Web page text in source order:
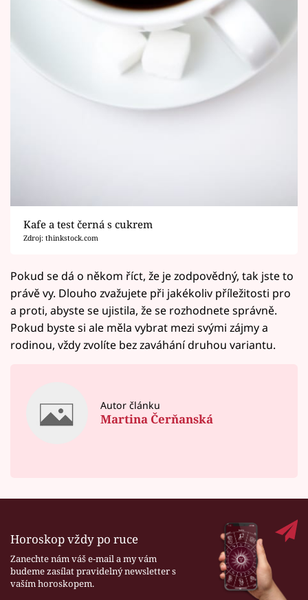
Kafe a test černá s cukrem
Zdroj: thinkstock.com
Pokud se dá o někom říct, že je zodpovědný, tak jste to
právě vy. Dlouho zvažujete při jakékoliv příležitosti pro
a proti, abyste se ujistila, že se rozhodnete správně.
Pokud byste si ale měla vybrat mezi svými zájmy a
rodinou, vždy zvolíte bez zaváhání druhou variantu.
Autor článku
Martina Čerňanská
Horoskop vždy po ruce
Zanechte nám váš e-mail a my vám
budeme zasílat pravidelný newsletter s
vaším horoskopem.